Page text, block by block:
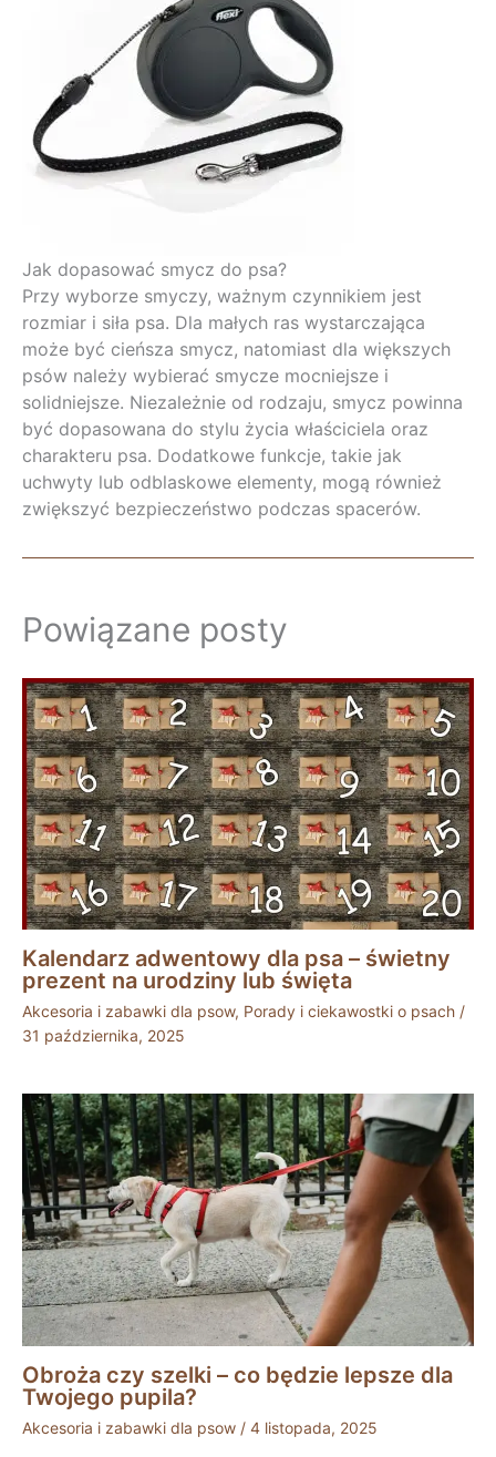
Jak dopasować smycz do psa?
Przy wyborze smyczy, ważnym czynnikiem jest
rozmiar i siła psa. Dla małych ras wystarczająca
może być cieńsza smycz, natomiast dla większych
psów należy wybierać smycze mocniejsze i
solidniejsze. Niezależnie od rodzaju, smycz powinna
być dopasowana do stylu życia właściciela oraz
charakteru psa. Dodatkowe funkcje, takie jak
uchwyty lub odblaskowe elementy, mogą również
zwiększyć bezpieczeństwo podczas spacerów.
Powiązane posty
Kalendarz adwentowy dla psa – świetny
prezent na urodziny lub święta
Akcesoria i zabawki dla psow, Porady i ciekawostki o psach /
31 października, 2025
Obroża czy szelki – co będzie lepsze dla
Twojego pupila?
Akcesoria i zabawki dla psow / 4 listopada, 2025